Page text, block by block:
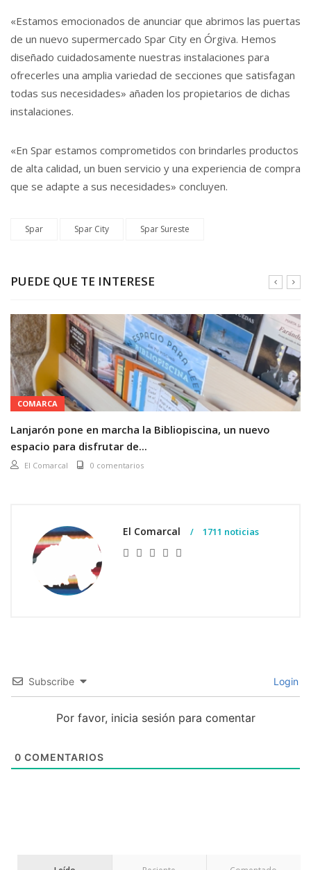
«Estamos emocionados de anunciar que abrimos las puertas
de un nuevo supermercado Spar City en Órgiva. Hemos
diseñado cuidadosamente nuestras instalaciones para
ofrecerles una amplia variedad de secciones que satisfagan
todas sus necesidades» añaden los propietarios de dichas
instalaciones.
«En Spar estamos comprometidos con brindarles productos
de alta calidad, un buen servicio y una experiencia de compra
que se adapte a sus necesidades» concluyen.
Spar Spar City Spar Sureste
PUEDE QUE TE INTERESE
COMARCA
Lanjarón pone en marcha la Bibliopiscina, un nuevo
espacio para disfrutar de...
El Comarcal 0 comentarios
El Comarcal 1711 noticias
Subscribe Login
Por favor, inicia sesión para comentar
0 COMENTARIOS